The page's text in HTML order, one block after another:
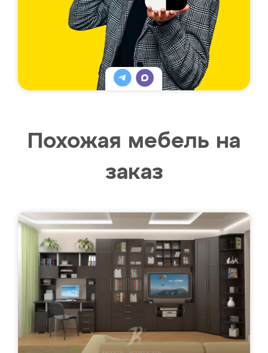
Похожая мебель на
заказ